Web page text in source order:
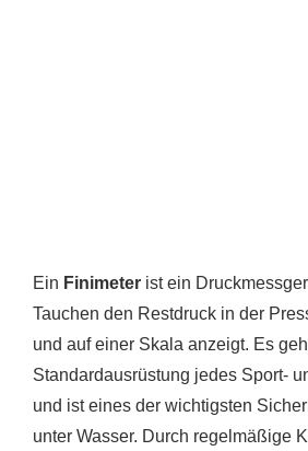
Ein Finimeter ist ein
Tauchen den Restdruck in der
und auf einer Skala anzeigt. Es
Standardausrüstung jedes Sport-
und ist eines der wichtigsten
unter Wasser. Durch regelmäßige